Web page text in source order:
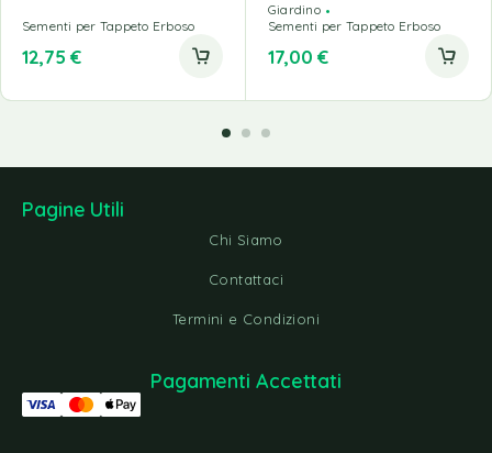
Sementi per Tappeto Erboso
12,75 €
Giardino
Sementi per Tappeto Erboso
17,00 €
Pagine Utili
Chi Siamo
Contattaci
Termini e Condizioni
Pagamenti Accettati